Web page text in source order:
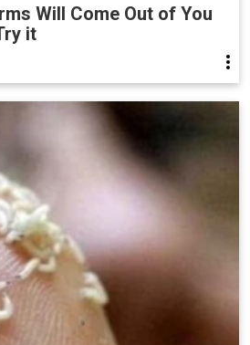
Will Come Out of You
it